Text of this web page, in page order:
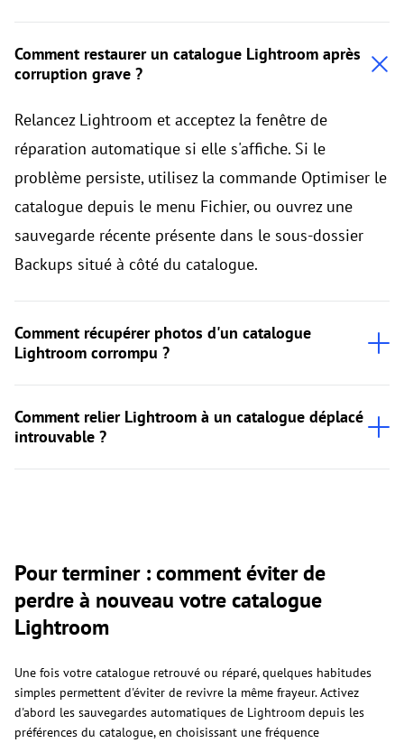
Comment restaurer un catalogue Lightroom après
corruption grave ?
Relancez Lightroom et acceptez la fenêtre de
réparation automatique si elle s'affiche. Si le
problème persiste, utilisez la commande Optimiser le
catalogue depuis le menu Fichier, ou ouvrez une
sauvegarde récente présente dans le sous-dossier
Backups situé à côté du catalogue.
Comment récupérer photos d'un catalogue
Lightroom corrompu ?
Comment relier Lightroom à un catalogue déplacé
introuvable ?
Pour terminer : comment éviter de
perdre à nouveau votre catalogue
Lightroom
Une fois votre catalogue retrouvé ou réparé, quelques habitudes
simples permettent d'éviter de revivre la même frayeur. Activez
d'abord les sauvegardes automatiques de Lightroom depuis les
préférences du catalogue, en choisissant une fréquence